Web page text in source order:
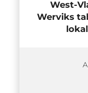
West-
Werviks